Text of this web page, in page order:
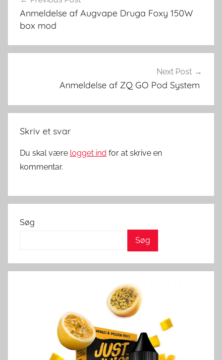
æ
s
k
Anmeldelse af Augvape Druga Foxy 150W
box mod
Next Post
Anmeldelse af ZQ GO Pod System
Skriv et svar
Du skal være logget ind for at skrive en
kommentar.
Søg
Søg